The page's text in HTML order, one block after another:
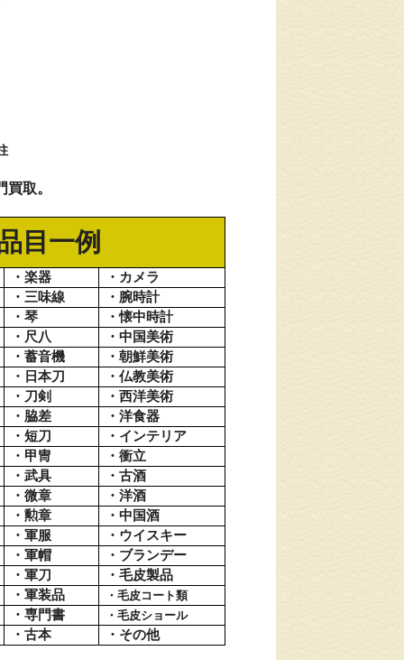
取。
目一例
・楽器
・カメラ
・三味線
・腕時計
・琴
・懐中時計
・尺八
・中国美術
・蓄音機
・朝鮮美術
・日本刀
・仏教美術
・刀剣
・西洋美術
・脇差
・洋食器
・短刀
・インテリア
・甲冑
・衝立
・武具
・古酒
・微章
・洋酒
・勲章
・中国酒
・軍服
・ウイスキー
・軍帽
・ブランデー
・軍刀
・毛皮製品
・軍装品
・毛皮コート類
・専門書 ・毛皮ショール
・古本 ・その他